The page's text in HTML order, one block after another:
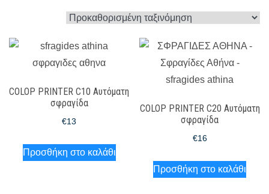
COLOP PRINTER C10 Αυτόματη
σφραγίδα
€13
Προσθήκη στο καλάθι
COLOP PRINTER C20 Αυτόματη
σφραγίδα
€16
Προσθήκη στο καλάθι